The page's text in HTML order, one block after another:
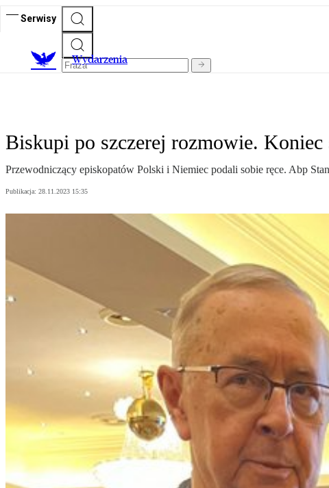
Serwisy
Wydarzenia
Biskupi po szczerej rozmowie. Koniec
Przewodniczący episkopatów Polski i Niemiec podali sobie ręce. Abp
Publikacja: 28.11.2023 15:35